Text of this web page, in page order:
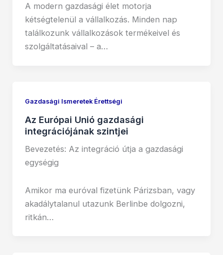
A modern gazdasági élet motorja
kétségtelenül a vállalkozás. Minden nap
találkozunk vállalkozások termékeivel és
szolgáltatásaival – a…
Gazdasági Ismeretek Érettségi
Az Európai Unió gazdasági
integrációjának szintjei
Bevezetés: Az integráció útja a gazdasági
egységig
Amikor ma euróval fizetünk Párizsban, vagy
akadálytalanul utazunk Berlinbe dolgozni,
ritkán…